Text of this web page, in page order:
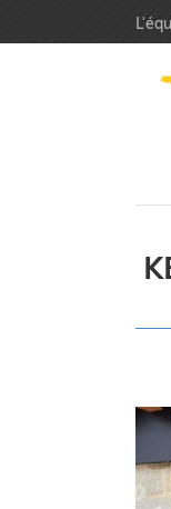
Aller au contenu